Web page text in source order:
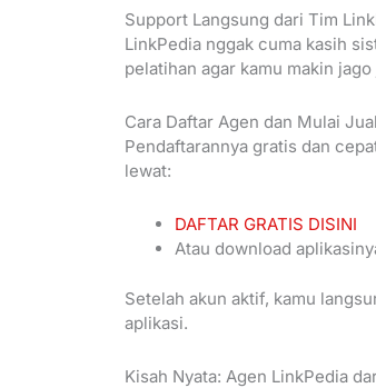
Support Langsung dari Tim
LinkPedia nggak cuma kasih
pelatihan agar kamu makin
Cara Daftar Agen dan Mulai
Pendaftarannya gratis dan
lewat:
DAFTAR GRATIS DISINI
Atau download
Setelah akun aktif, kamu
aplikasi.
Kisah Nyata: Agen LinkPedia